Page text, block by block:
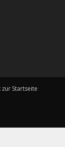
zur Startseite